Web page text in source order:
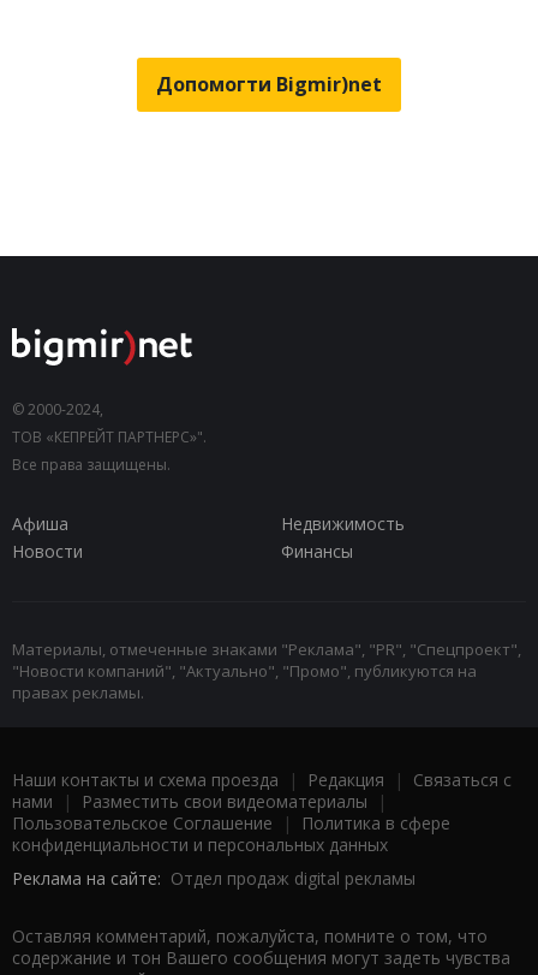
Допомогти Bigmir)net
© 2000-2024,
ТОВ «КЕПРЕЙТ ПАРТНЕРС»".
Все права защищены.
Афиша
Недвижимость
Новости
Финансы
Материалы, отмеченные знаками "Реклама", "PR", "Спецпроект",
"Новости компаний", "Актуально", "Промо", публикуются на
правах рекламы.
Наши контакты и схема проезда | Редакция | Связаться с
нами | Разместить свои видеоматериалы |
Пользовательское Соглашение |
Политика в сфере
конфиденциальности и персональных данных
Реклама на сайте: Отдел продаж digital рекламы
Оставляя комментарий, пожалуйста, помните о том, что
содержание и тон Вашего сообщения могут задеть чувства